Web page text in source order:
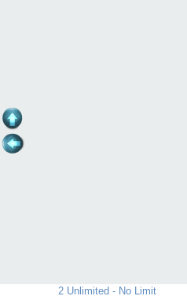
2 Unlimited - No Limit